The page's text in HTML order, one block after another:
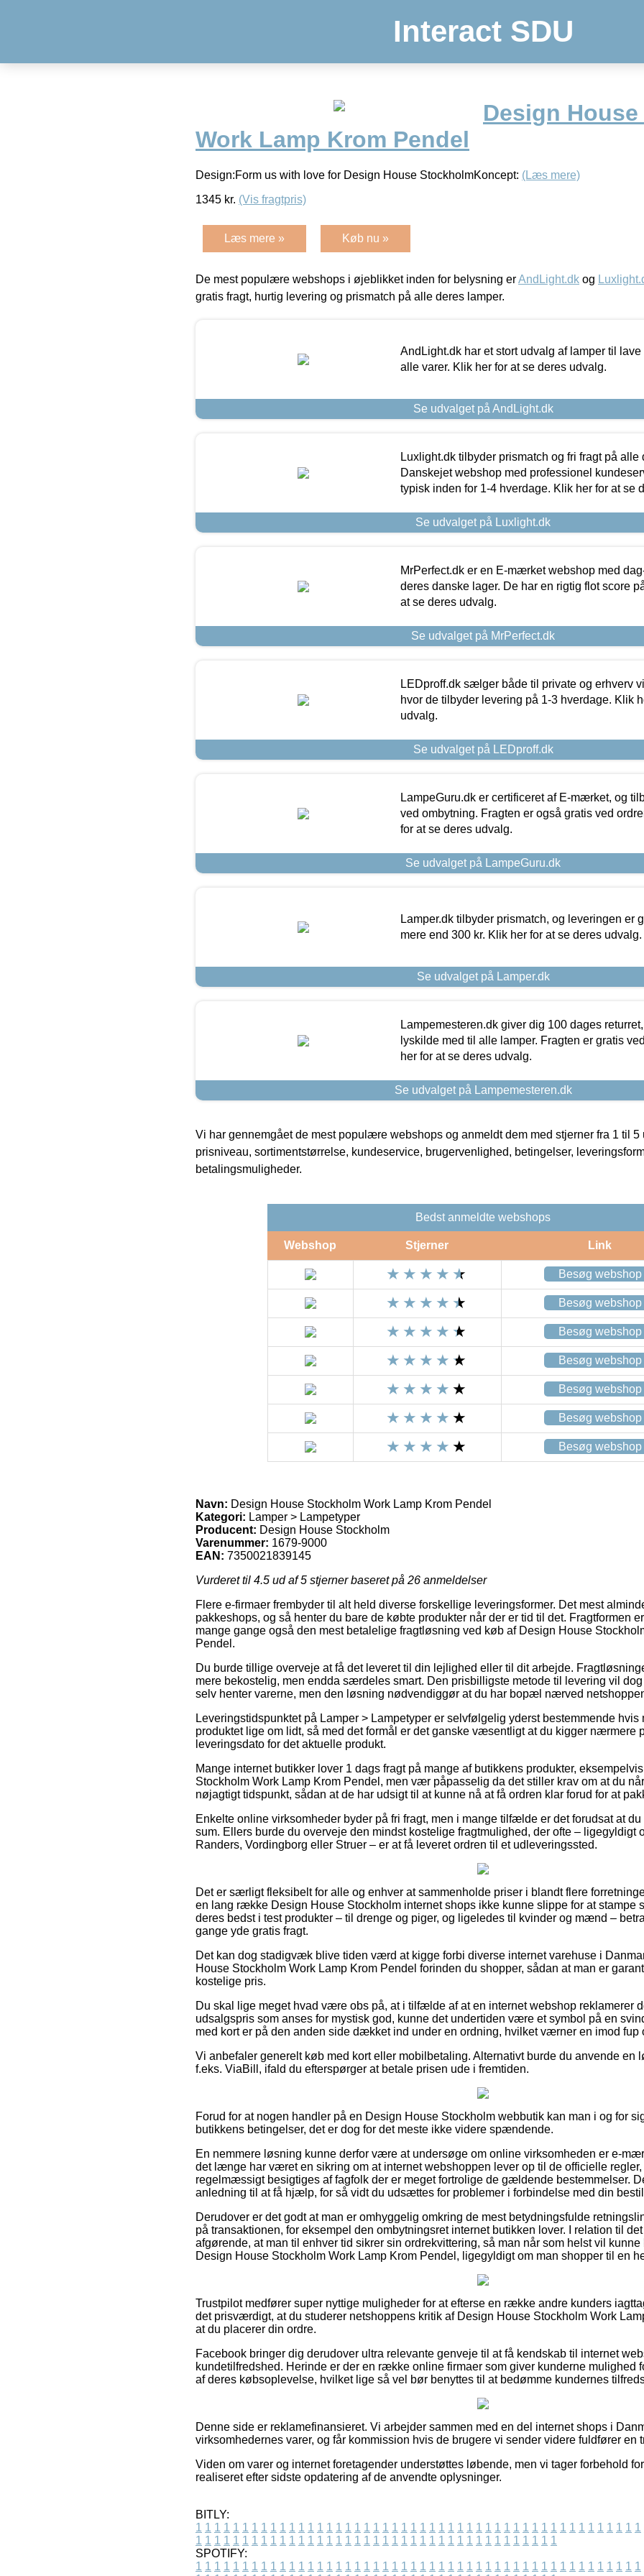
Interact SDU
Design
Work Lamp Krom Pendel
Design:Form us with love for Design House StockholmKoncept: (Læs mere)
1345 kr. (Vis fragtpris)
Læs mere » Køb nu »
De mest populære webshops i øjeblikket inden for belysning erAndLight.dk og
gratis fragt, hurtig levering og prismatch på alle deres lamper.
AndLight.dk har et stort udvalg af lamper til lave
alle varer. Klik her for at se deres udvalg.
Se udvalget på AndLight.dk
Luxlight.dk tilbyder prismatch og fri fragt på alle
Danskejet webshop med professionel
typisk inden for 1-4 hverdage. Klik her for at se
Se udvalget på Luxlight.dk
MrPerfect.dk er en E-mærket webshop med
deres danske lager. De har en rigtig flot score
at se deres udvalg.
Se udvalget på MrPerfect.dk
LEDproff.dk sælger både til private og erhverv
hvor de tilbyder levering på 1-3 hverdage. Klik
udvalg.
Se udvalget på LEDproff.dk
LampeGuru.dk er certificeret af E-mærket, og
ved ombytning. Fragten er også gratis ved
for at se deres udvalg.
Se udvalget på LampeGuru.dk
Lamper.dk tilbyder prismatch, og leveringen er
mere end 300 kr. Klik her for at se deres udvalg.
Se udvalget på Lamper.dk
Lampemesteren.dk giver dig 100 dages
lyskilde med til alle lamper. Fragten er gratis
her for at se deres udvalg.
Se udvalget på Lampemesteren.dk
Vi har gennemgået de mest populære webshops og anmeldt dem med stjerner fra 1 til 5
prisniveau, sortimentstørrelse, kundeservice, brugervenlighed, betingelser,
betalingsmuligheder.
Bedst anmeldte webshops
Webshop Stjerner Link
Besøg webshop
Besøg webshop
Besøg webshop
Besøg webshop
Besøg webshop
Besøg webshop
Besøg webshop
Navn: Design House Stockholm Work Lamp Krom Pendel
Kategori: Lamper > Lampetyper
Producent: Design House Stockholm
Varenummer: 1679-9000
EAN: 7350021839145
Vurderet til 4.5 ud af 5 stjerner baseret på 26 anmeldelser
Flere e-firmaer frembyder til alt held diverse forskellige leveringsformer. Det mest
pakkeshops, og så henter du bare de købte produkter når der er tid til det. Fragtformen
mange gange også den mest betalelige fragtløsning ved køb af Design House
Pendel.
Du burde tillige overveje at få det leveret til din lejlighed eller til dit arbejde.
mere bekostelig, men endda særdeles smart. Den prisbilligste metode til levering vil
selv henter varerne, men den løsning nødvendiggør at du har bopæl nærved
Leveringstidspunktet på Lamper > Lampetyper er selvfølgelig yderst bestemmende hvis
produktet lige om lidt, så med det formål er det ganske væsentligt at du kigger nærmere
leveringsdato for det aktuelle produkt.
Mange internet butikker lover 1 dags fragt på mange af butikkens produkter,
Stockholm Work Lamp Krom Pendel, men vær påpasselig da det stiller krav om at du
nøjagtigt tidspunkt, sådan at de har udsigt til at kunne nå at få ordren klar forud for at
Enkelte online virksomheder byder på fri fragt, men i mange tilfælde er det forudsat at
sum. Ellers burde du overveje den mindst kostelige fragtmulighed, der ofte – ligegyldigt
Randers, Vordingborg eller Struer – er at få leveret ordren til et udleveringssted.
Det er særligt fleksibelt for alle og enhver at sammenholde priser i blandt flere
en lang række Design House Stockholm internet shops ikke kunne slippe for at stampe
deres bedst i test produkter – til drenge og piger, og ligeledes til kvinder og mænd –
gange yde gratis fragt.
Det kan dog stadigvæk blive tiden værd at kigge forbi diverse internet varehuse i
House Stockholm Work Lamp Krom Pendel forinden du shopper, sådan at man er
kostelige pris.
Du skal lige meget hvad være obs på, at i tilfælde af at en internet webshop reklamerer
udsalgspris som anses for mystisk god, kunne det undertiden være et symbol på en
med kort er på den anden side dækket ind under en ordning, hvilket værner en imod fup
Vi anbefaler generelt køb med kort eller mobilbetaling. Alternativt burde du anvende en
f.eks. ViaBill, ifald du efterspørger at betale prisen ude i fremtiden.
Forud for at nogen handler på en Design House Stockholm webbutik kan man i og for
butikkens betingelser, det er dog for det meste ikke videre spændende.
En nemmere løsning kunne derfor være at undersøge om online virksomheden er e-
det længe har været en sikring om at internet webshoppen lever op til de officielle
regelmæssigt besigtiges af fagfolk der er meget fortrolige de gældende bestemmelser.
anledning til at få hjælp, for så vidt du udsættes for problemer i forbindelse med din
Derudover er det godt at man er omhyggelig omkring de mest betydningsfulde
på transaktionen, for eksempel den ombytningsret internet butikken lover. I relation til
afgørende, at man til enhver tid sikrer sin ordrekvittering, så man når som helst vil
Design House Stockholm Work Lamp Krom Pendel, ligegyldigt om man shopper til en
Trustpilot medfører super nyttige muligheder for at efterse en række andre kunders
det prisværdigt, at du studerer netshoppens kritik af Design House Stockholm Work
at du placerer din ordre.
Facebook bringer dig derudover ultra relevante genveje til at få kendskab til internet
kundetilfredshed. Herinde er der en række online firmaer som giver kunderne mulighed
af deres købsoplevelse, hvilket lige så vel bør benyttes til at bedømme kundernes
Denne side er reklamefinansieret. Vi arbejder sammen med en del internet shops i
virksomhedernes varer, og får kommission hvis de brugere vi sender videre fuldfører en
Viden om varer og internet foretagender understøttes løbende, men vi tager forbehold
realiseret efter sidste opdatering af de anvendte oplysninger.
BITLY:
1 1 1 1 1 1 1 1 1 1 1 1 1 1 1 1 1 1 1 1 1 1 1 1 1 1 1 1 1 1 1 1 1 1 1 1 1 1 1 1 1 1 1 1 1 1 1 1
1 1 1 1 1 1 1 1 1 1 1 1 1 1 1 1 1 1 1 1 1 1 1 1 1 1 1 1 1 1 1 1 1 1 1 1 1 1 1
SPOTIFY:
1 1 1 1 1 1 1 1 1 1 1 1 1 1 1 1 1 1 1 1 1 1 1 1 1 1 1 1 1 1 1 1 1 1 1 1 1 1 1 1 1 1 1 1 1 1 1 1